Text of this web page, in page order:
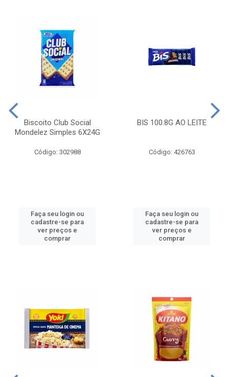
Biscoito Club Social
Mondelez Simples 6X24G
Código: 302988
Faça seu login ou
cadastre-se para
ver preços e
comprar
BIS 100.8G AO LEITE
Código: 426763
Faça seu login ou
cadastre-se para
ver preços e
comprar